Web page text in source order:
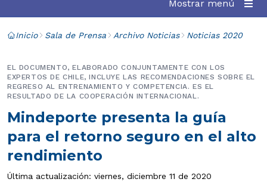
Mostrar menú
Inicio Sala de Prensa Archivo Noticias Noticias 2020
Mindeporte presenta la guía
para el retorno seguro en el alto
rendimiento
EL DOCUMENTO, ELABORADO CONJUNTAMENTE CON LOS
EXPERTOS DE CHILE, INCLUYE LAS RECOMENDACIONES SOBRE EL
REGRESO AL ENTRENAMIENTO Y COMPETENCIA. ES EL
RESULTADO DE LA COOPERACIÓN INTERNACIONAL.
Última actualización: viernes, diciembre 11 de 2020